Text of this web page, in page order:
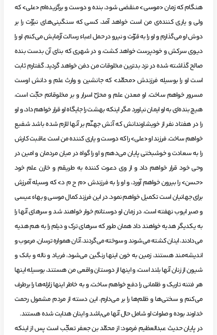
هنگام‌ كه‌ زمان‌ <موسي> منقضي‌ شود، بنده‌ و دوست‌ و برگزيده‌ام‌ <علي> كه‌
ولي‌ و ياري‌ كننده‌ي‌ من‌ است‌ خواهد آمد، كسي‌ كه‌ سنگيني‌هاي‌ نبوّت‌ را بر
دوش‌ او مي‌گذارم‌ و او را به‌ قوّت‌ و نيرو در حمل‌ اعباء رسالت‌ آزمايش‌ مي‌كنم، او را
ديوي‌ سركش‌ و خودپرست‌ خواهد كشت، و در شهري‌ كه‌ بناي‌ آن‌ بدست‌ بنده‌
صالح‌ گذاشته‌ شده‌ در نزد بدترين‌ مخلوقات‌ من‌ دفن‌ خواهد گرديد. گفتارم‌ ثابت‌
است‌ او را بوسيله‌ فرزندش‌ <محمّد> كه‌ جانشين‌ و وارث‌ علم‌ و دانش‌ اوست‌
مسرور خواهم‌ ساخت، او معدن‌ علم‌ و محلّ اسرار و بر مخلوقاتم‌ حجّت‌ است،
هيچ‌ بنده‌اي‌ به‌ او ايمان‌ نياورد مگر اينكه‌ بهشت‌ را جايگاه‌ او قرار خواهم‌ داد، و او
را در هفتاد نفر از خويشاوندانش‌ كه‌ آتش‌ جهنّم‌ بر آنها لازم‌ شده‌ باشد شفيع‌
خواهم‌ ساخت. فرزند‌ او <علي> را كه‌ دوست‌ و ياري‌ كننده‌ من‌ است‌ عاقبت‌ كارش‌
را به‌ سعادت‌ و خوشبختي‌ پايان‌ مي‌دهم‌ و او را گواه‌ در ميان‌ مردمان‌ و امين‌ در
وحي‌ خود قرار خواهم‌ داد و از وي‌ دعوت‌ كننده‌ به‌ طريقم‌ و خازن‌ علم‌ خود
<حسن> را بيرون‌ خواهم‌ آورد، و او را به‌ فرزندش‌ <م‌ ح‌ م‌ د> كه‌ وسيله‌ آمرزش‌
براي‌ جهانيان‌ است‌ تكميل‌ خواهم‌ نمود. در اين‌ فرزند كمال‌ موسي‌ و بهاء عيسي‌
و صبر ايوب‌ نهفته‌ است، در زمان‌ او دوستانم‌ خوار خواهند شد و سرهاي‌ آنها را
به‌ يكديگر هديه‌ خواهند داد همان‌ طور كه‌ سرهاي‌ ترك‌ و ديلم‌ را به‌ هم‌ هديه‌
مي‌دادند، اينان‌ كشته‌ مي‌شوند و سوخته‌ مي‌گردند، آنان‌ همواره‌ ترسان، مرعوب‌ و
انديشه‌مند هستند، زمين‌ به‌ خون‌ اينها رنگين‌ مي‌شود، فرياد و ناله‌ و بانك‌ و
شيون‌ از زنان‌ آنها بلند است، و اينها از دوستان‌ واقعي‌ من‌ هستند، بوسيله‌ اينها
هر فتنه‌ تاريك‌ و ظلماني‌ را دفع‌ خواهم‌ ساخت، و به‌ خاطر اينها زلزله‌ها را برطرف‌
مي‌كنم‌ و سختي‌ها و ظلم‌ها را بر مي‌دارم، اين‌ دسته‌ از مردم‌ مشمول‌ رحمت‌
خداوند بوده‌ و صلوات‌ او شامل‌ حال‌ آنها مي‌باشد و اينان‌ هدايت‌ شده‌ هستند.
‌در پايان‌ حديث‌ عبدالعظيم‌ فرمود: از محمّد بن‌ جعفر تعجّب‌ است‌ پس‌ از اينكه‌